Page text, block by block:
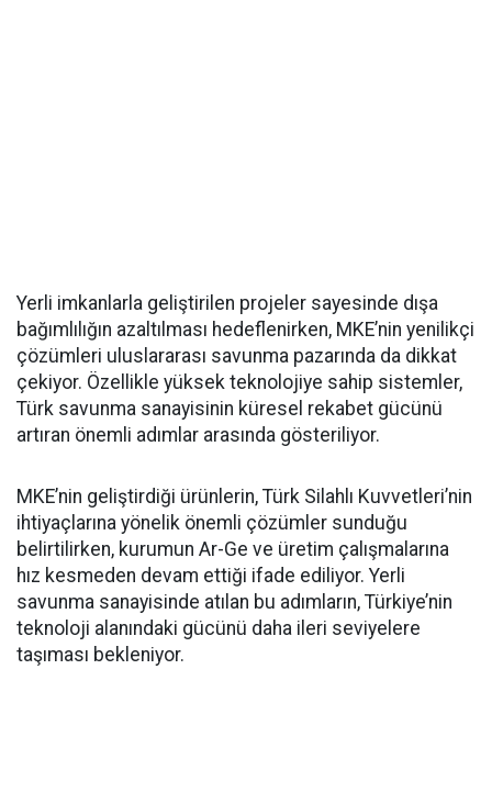
Yerli imkanlarla geliştirilen projeler sayesinde dışa
bağımlılığın azaltılması hedeflenirken, MKE’nin yenilikçi
çözümleri uluslararası savunma pazarında da dikkat
çekiyor. Özellikle yüksek teknolojiye sahip sistemler,
Türk savunma sanayisinin küresel rekabet gücünü
artıran önemli adımlar arasında gösteriliyor.
MKE’nin geliştirdiği ürünlerin, Türk Silahlı Kuvvetleri’nin
ihtiyaçlarına yönelik önemli çözümler sunduğu
belirtilirken, kurumun Ar-Ge ve üretim çalışmalarına
hız kesmeden devam ettiği ifade ediliyor. Yerli
savunma sanayisinde atılan bu adımların, Türkiye’nin
teknoloji alanındaki gücünü daha ileri seviyelere
taşıması bekleniyor.